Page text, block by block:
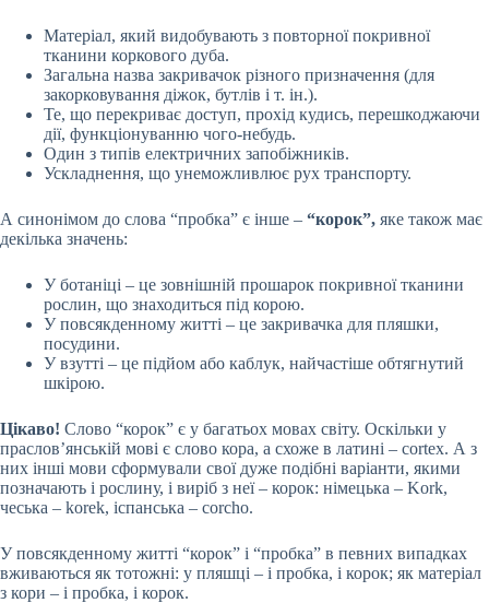
Матеріал, який видобувають з повторної покривної
тканини коркового дуба.
Загальна назва закривачок різного призначення (для
закорковування діжок, бутлів і т. ін.).
Те, що перекриває доступ, прохід кудись, перешкоджаючи
дії, функціонуванню чого-небудь.
Один з типів електричних запобіжників.
Ускладнення, що унеможливлює рух транспорту.
А синонімом до слова “пробка” є інше – “корок”, яке також має
декілька значень:
У ботаніці – це зовнішній прошарок покривної тканини
рослин, що знаходиться під корою.
У повсякденному житті – це закривачка для пляшки,
посудини.
У взутті – це підйом або каблук, найчастіше обтягнутий
шкірою.
Цікаво! Слово “корок” є у багатьох мовах світу. Оскільки у
праслов’янській мові є слово кора, а схоже в латині – cortex. А з
них інші мови сформували свої дуже подібні варіанти, якими
позначають і рослину, і виріб з неї – корок: німецька – Kork,
чеська – korek, іспанська – corcho.
У повсякденному житті “корок” і “пробка” в певних випадках
вживаються як тотожні: у пляшці – і пробка, і корок; як матеріал
з кори – і пробка, і корок.